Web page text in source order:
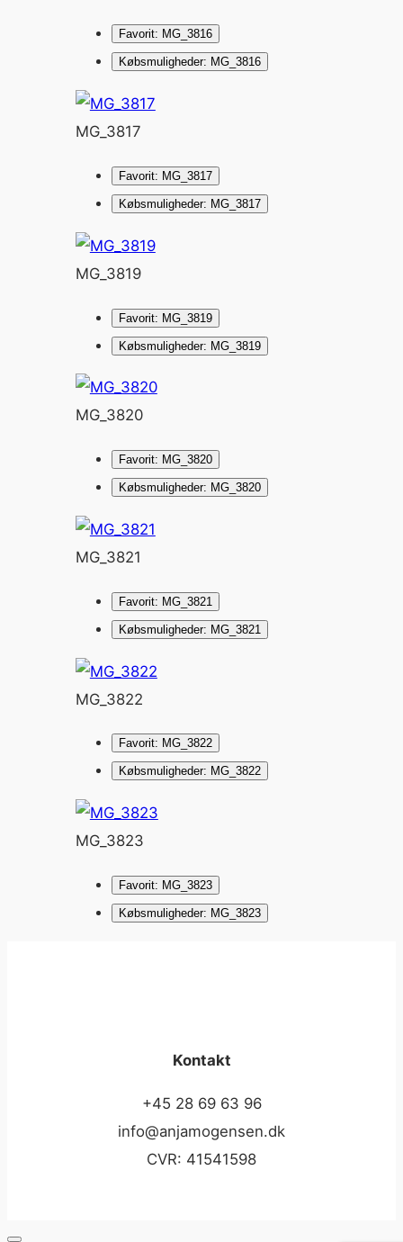
Favorit: MG_3816
Købsmuligheder: MG_3816
MG_3817
Favorit: MG_3817
Købsmuligheder: MG_3817
MG_3819
Favorit: MG_3819
Købsmuligheder: MG_3819
MG_3820
Favorit: MG_3820
Købsmuligheder: MG_3820
MG_3821
Favorit: MG_3821
Købsmuligheder: MG_3821
MG_3822
Favorit: MG_3822
Købsmuligheder: MG_3822
MG_3823
Favorit: MG_3823
Købsmuligheder: MG_3823
Kontakt
+45 28 69 63 96
info@anjamogensen.dk
CVR: 41541598